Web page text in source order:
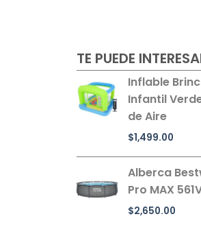
TE PUEDE
Inflable
Infantil
de Aire
$1,499.00
Alberca
Pro MAX
$2,650.00